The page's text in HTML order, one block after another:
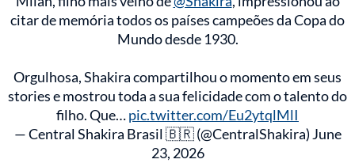
citar de memória todos os países campeões da Copa do
Mundo desde 1930.
Orgulhosa, Shakira compartilhou o momento em seus
stories e mostrou toda a sua felicidade com o talento do
filho. Que…pic.twitter.com/Eu2ytqlMlI
— Central Shakira Brasil 🇧🇷 (@CentralShakira) June
23, 2026